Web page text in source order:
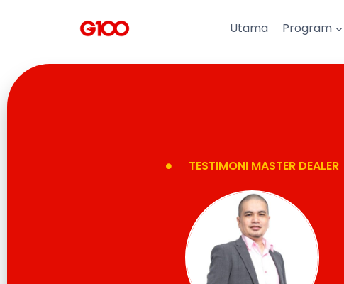
Utama Program
TESTIMONI MASTER DEALER